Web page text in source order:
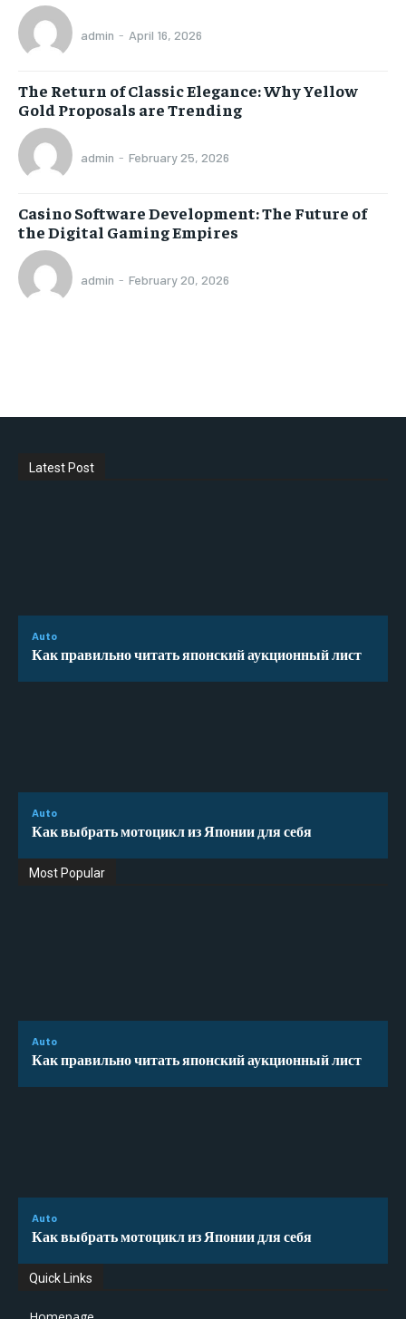
admin - April 16, 2026
The Return of Classic Elegance: Why Yellow
Gold Proposals are Trending
admin - February 25, 2026
Casino Software Development: The Future of
the Digital Gaming Empires
admin - February 20, 2026
Latest Post
Auto
Как правильно читать японский аукционный лист
Auto
Как выбрать мотоцикл из Японии для себя
Most Popular
Auto
Как правильно читать японский аукционный лист
Auto
Как выбрать мотоцикл из Японии для себя
Quick Links